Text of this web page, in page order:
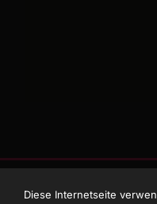
Diese Internetseite